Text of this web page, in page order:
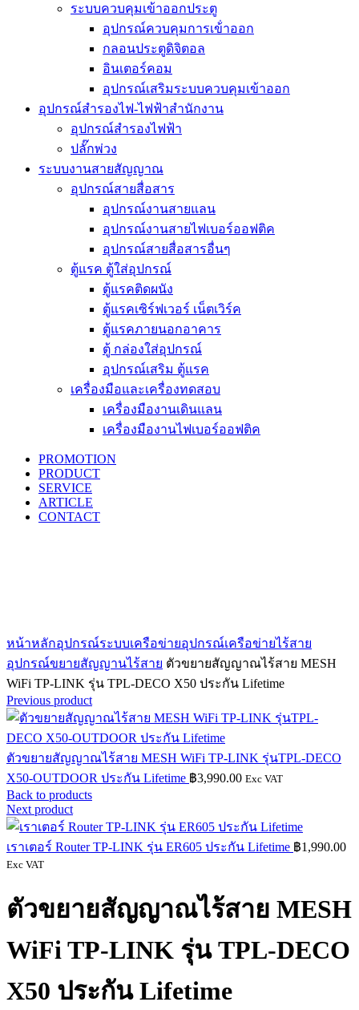
ระบบควบคุมเข้าออกประตู
อุปกรณ์ควบคุมการเข้่าออก
กลอนประตูดิจิตอล
อินเตอร์คอม
อุปกรณ์เสริมระบบควบคุมเข้าออก
อุปกรณ์สำรองไฟ-ไฟฟ้าสำนักงาน
อุปกรณ์สำรองไฟฟ้า
ปลั๊กพ่วง
ระบบงานสายสัญญาณ
อุปกรณ์สายสื่อสาร
อุปกรณ์งานสายแลน
อุปกรณ์งานสายไฟเบอร์ออฟติค
อุปกรณ์สายสื่อสารอื่นๆ
ตู้แรค ตู้ใส่อุปกรณ์
ตู้แรคติดผนัง
ตู้แรคเซิร์ฟเวอร์ เน็ตเวิร์ค
ตู้แรคภายนอกอาคาร
ตู้ กล่องใส่อุปกรณ์
อุปกรณ์เสริม ตู้แรค
เครื่องมือและเครื่องทดสอบ
เครื่องมืองานเดินแลน
เครื่องมืองานไฟเบอร์ออฟติค
PROMOTION
PRODUCT
SERVICE
ARTICLE
CONTACT
หน้าหลักอุปกรณ์ระบบเครือข่ายอุปกรณ์เครือข่ายไร้สาย
อุปกรณ์ขยายสัญญานไร้สาย ตัวขยายสัญญาณไร้สาย MESH
WiFi TP-LINK รุ่น TPL-DECO X50 ประกัน Lifetime
Previous product
ตัวขยายสัญญาณไร้สาย MESH WiFi TP-LINK รุ่นTPL-DECO
X50-OUTDOOR ประกัน Lifetime ฿3,990.00 Exc VAT
Back to products
Next product
เราเตอร์ Router TP-LINK รุ่น ER605 ประกัน Lifetime ฿1,990.00
Exc VAT
ตัวขยายสัญญาณไร้สาย MESH
WiFi TP-LINK รุ่น TPL-DECO
X50 ประกัน Lifetime